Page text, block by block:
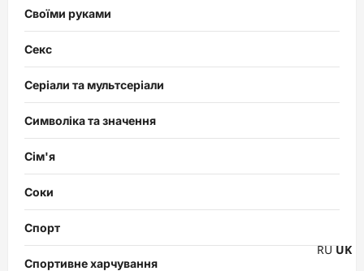
Своїми руками
Секс
Серіали та мультсеріали
Символіка та значення
Сім'я
Соки
Спорт
Спортивне харчування
RU UK